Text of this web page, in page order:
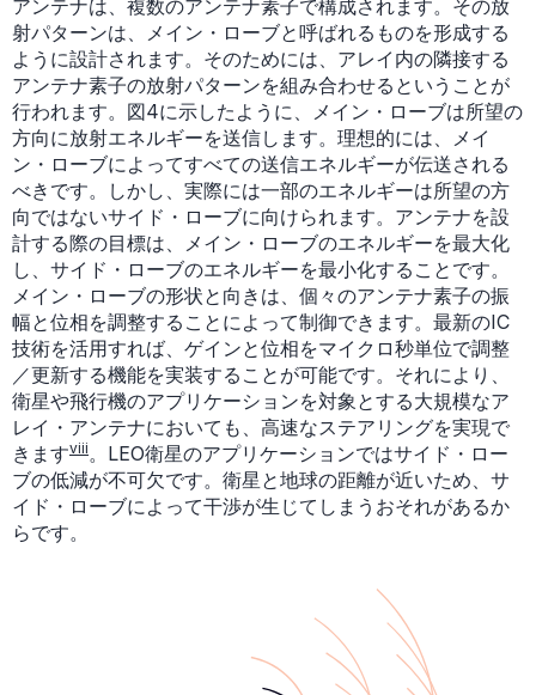
アンテナは、複数のアンテナ素子で構成されます。その放
射パターンは、メイン・ローブと呼ばれるものを形成する
ように設計されます。そのためには、アレイ内の隣接する
アンテナ素子の放射パターンを組み合わせるということが
行われます。図4に示したように、メイン・ローブは所望の
方向に放射エネルギーを送信します。理想的には、メイ
ン・ローブによってすべての送信エネルギーが伝送される
べきです。しかし、実際には一部のエネルギーは所望の方
向ではないサイド・ローブに向けられます。アンテナを設
計する際の目標は、メイン・ローブのエネルギーを最大化
し、サイド・ローブのエネルギーを最小化することです。
メイン・ローブの形状と向きは、個々のアンテナ素子の振
幅と位相を調整することによって制御できます。最新のIC
技術を活用すれば、ゲインと位相をマイクロ秒単位で調整
／更新する機能を実装することが可能です。それにより、
衛星や飛行機のアプリケーションを対象とする大規模なア
レイ・アンテナにおいても、高速なステアリングを実現で
きますviii。LEO衛星のアプリケーションではサイド・ロー
ブの低減が不可欠です。衛星と地球の距離が近いため、サ
イド・ローブによって干渉が生じてしまうおそれがあるか
らです。